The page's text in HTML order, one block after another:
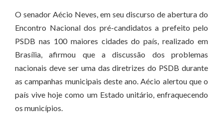
O senador Aécio Neves, em seu discurso de abertura do
Encontro Nacional dos pré-candidatos a prefeito pelo
PSDB nas 100 maiores cidades do país, realizado em
Brasília, afirmou que a discussão dos problemas
nacionais deve ser uma das diretrizes do PSDB durante
as campanhas municipais deste ano. Aécio alertou que o
país vive hoje como um Estado unitário, enfraquecendo
os municípios.